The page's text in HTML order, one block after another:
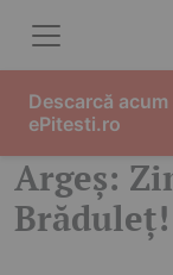
Argeș:
Descarcă
ePitesti.ro